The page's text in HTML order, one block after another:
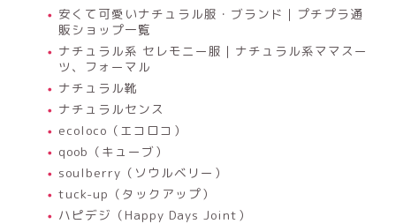
安くて可愛いナチュラル服・ブランド｜プチプラ通
販ショップ一覧
ナチュラル系 セレモニー服｜ナチュラル系ママスー
ツ、フォーマル
ナチュラル靴
ナチュラルセンス
ecoloco（エコロコ）
qoob（キューブ）
soulberry（ソウルベリー）
tuck-up（タックアップ）
ハピデジ（Happy Days Joint）